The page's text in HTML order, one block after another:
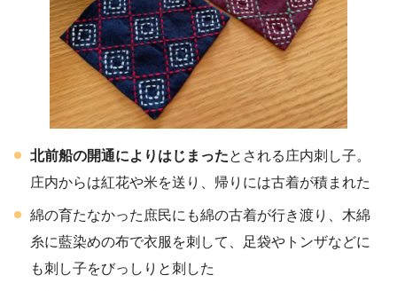
北前船の開通によりはじまったとされる庄内刺し子。
庄内からは紅花や米を送り、帰りには古着が積まれた
綿の育たなかった庶民にも綿の古着が行き渡り、木綿
糸に藍染めの布で衣服を刺して、足袋やトンザなどに
も刺し子をびっしりと刺した